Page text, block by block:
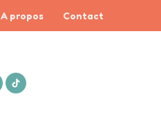
A propos Contact